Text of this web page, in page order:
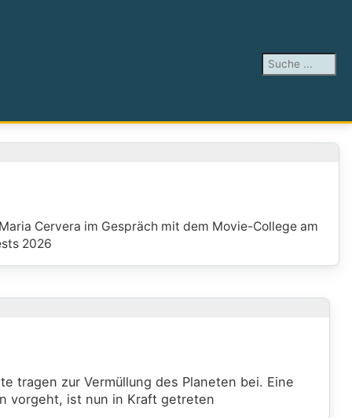
Suchen ...
Cervera im Gespräch mit dem Movie-College am
2026
tragen zur Vermüllung des Planeten bei. Eine
vorgeht, ist nun in Kraft getreten